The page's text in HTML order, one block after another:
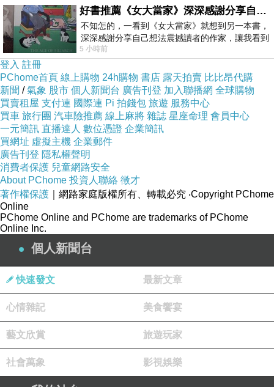
那是一個溫柔的男生，笑起來像陽光一樣暖。
他們偶然相識，偶然熟絡，然後不知不覺地，阿雀開始期
待每一次的相遇。
只是，他害怕。
害怕重蹈覆轍，害怕再次受傷，
害怕那個溫暖的笑容有一天也會變成利刃，將他推入更深
的黑暗。
「我是不是……已經不敢再愛了？」
他低聲，像是在問自己，也像是在問這個世界。
李廚將鮭魚茶泡飯端上桌，熱騰騰的茶湯滲入飯粒，溫熱
的氣息混合著淡淡的柴魚香氣，
與鮭魚的鹹香交融，像是夜晚的一抹柔光。
錯，
湯水輕輕滲透米飯，彷彿時間在沖淡一切，讓乾硬的過去
變得柔軟。
「鮭魚是一種很特別的魚。」李廚忽然開口。
「它們會逆流而上，即使水流多急、路途多遠，還是奮力
好書推薦《女大當家》深深感謝分享自己想法震撼讀者的作家，讓我看到不同樣貌的家庭！
不知怎的，一看到《女大當家》就想到另一本書，
深深感謝分享自己想法震撼讀者的作家，讓我看到
不同樣貌的家庭！ 《女大
5 小時前
登入 註冊
PChome首頁 線上購物 24h購物 書店 露天拍賣 比比昂代購
新聞 /氣象 股市 個人新聞台 廣告刊登 加入聯播網 全球購物
買賣租屋 支付連 國際連 Pi 拍錢包 旅遊 服務中心
買車 旅行團 汽車險推薦 線上麻將 雜誌 星座命理 會員中心
一元簡訊 直播達人 數位憑證 企業簡訊
買網址 虛擬主機 企業郵件
廣告刊登 隱私權聲明
消費者保護 兒童網路安全
About PChome 投資人聯絡 徵才
著作權保護 ｜網路家庭版權所有、轉載必究 ‧Copyright PChome
Online
PChome Online and PChome are trademarks of PChome
Online Inc.
個人新聞台
快速發文 最新文章
心情雜記 美食饗宴
藝文欣賞 旅遊玩家
社會萬象 影視娛樂